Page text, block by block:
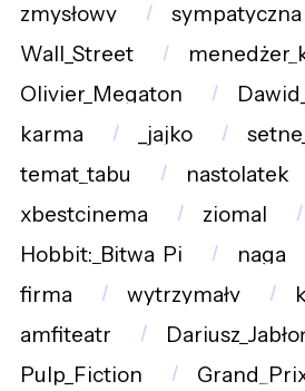
zmysłowy
sympatyczna
Wall_Street
Olivier_Megaton
karma
_jajko
temat_tabu
nastolatek
xbestcinema
ziomal
Hobbit:_Bitwa_Pi
naga
firma
wytrzymały
amfiteatr
Pulp_Fiction